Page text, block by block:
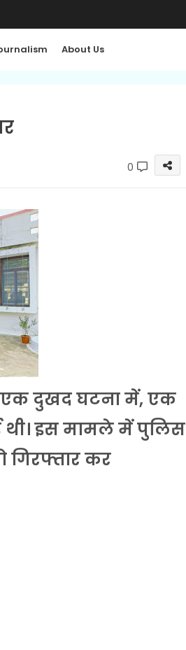
About Us
0
एक दुखद घटना में, एक
थी। इस मामले में पुलिस
गिरफ्तार कर